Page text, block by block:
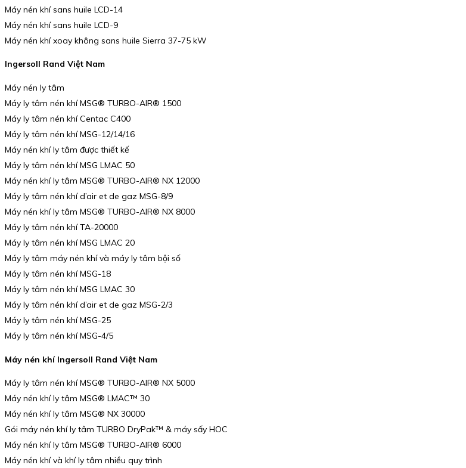
Máy nén khí sans huile LCD-14
Máy nén khí sans huile LCD-9
Máy nén khí xoay không sans huile Sierra 37-75 kW
Ingersoll Rand Việt Nam
Máy nén ly tâm
Máy ly tâm nén khí MSG® TURBO-AIR® 1500
Máy ly tâm nén khí Centac C400
Máy ly tâm nén khí MSG-12/14/16
Máy nén khí ly tâm được thiết kế
Máy ly tâm nén khí MSG LMAC 50
Máy nén khí ly tâm MSG® TURBO-AIR® NX 12000
Máy ly tâm nén khí d’air et de gaz MSG-8/9
Máy nén khí ly tâm MSG® TURBO-AIR® NX 8000
Máy ly tâm nén khí TA-20000
Máy ly tâm nén khí MSG LMAC 20
Máy ly tâm máy nén khí và máy ly tâm bội số
Máy ly tâm nén khí MSG-18
Máy ly tâm nén khí MSG LMAC 30
Máy ly tâm nén khí d’air et de gaz MSG-2/3
Máy ly tâm nén khí MSG-25
Máy ly tâm nén khí MSG-4/5
Máy nén khí Ingersoll Rand Việt Nam
Máy ly tâm nén khí MSG® TURBO-AIR® NX 5000
Máy nén khí ly tâm MSG® LMAC™ 30
Máy nén khí ly tâm MSG® NX 30000
Gói máy nén khí ly tâm TURBO DryPak™ & máy sấy HOC
Máy nén khí ly tâm MSG® TURBO-AIR® 6000
Máy nén khí và khí ly tâm nhiều quy trình